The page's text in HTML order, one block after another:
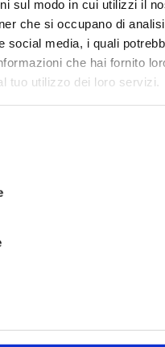
sul modo in cui utilizzi il
che si occupano di
social media, i quali
che hai fornito
tuo utilizzo dei loro servizi.
Trasferimento liquidi
prodotto
1043 45/